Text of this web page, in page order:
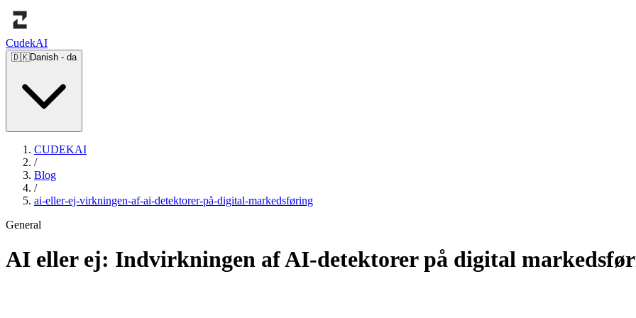
CudekAI
🇩🇰Danish - da
CUDEKAI
/
Blog
/
ai-eller-ej-virkningen-af-ai-detektorer-på-digital-markedsføring
General
AI eller ej: Indvirkningen af AI-detektorer på digital